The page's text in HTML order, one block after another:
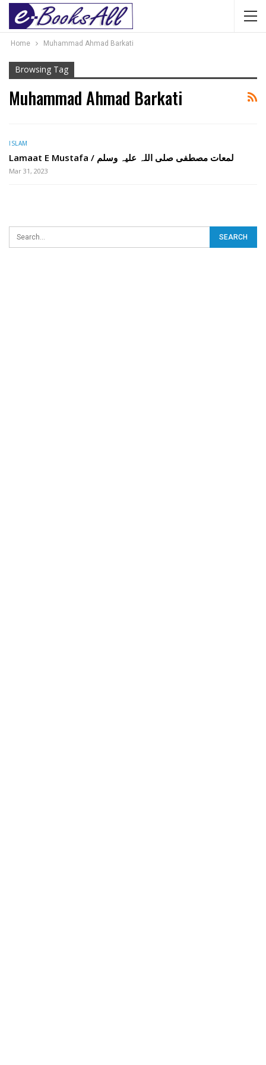
Home Muhammad Ahmad Barkati
Browsing Tag
Muhammad Ahmad Barkati
ISLAM
Lamaat E Mustafa / لمعات مصطفی صلی اللہ علیہ وسلم
Mar 31, 2023